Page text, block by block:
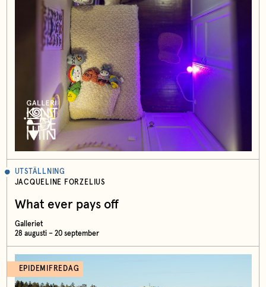
UTSTÄLLNING
JACQUELINE FORZELIUS
What ever pays off
Galleriet
28 augusti – 20 september
EPIDEMIFREDAG